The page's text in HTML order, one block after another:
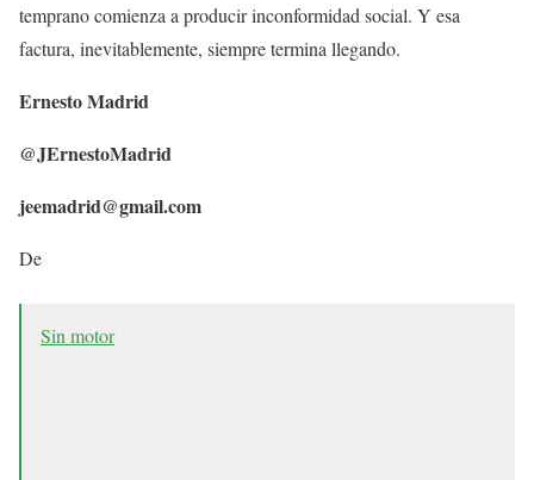
temprano comienza a producir inconformidad social. Y esa
factura, inevitablemente, siempre termina llegando.
Ernesto Madrid
@JErnestoMadrid
jeemadrid@gmail.com
De
Sin motor